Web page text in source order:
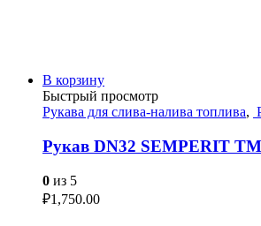
В корзину
Быстрый просмотр
Рукава для слива-налива топлива,
Рукав DN32 SEMPERIT
0 из 5
₽1,750.00